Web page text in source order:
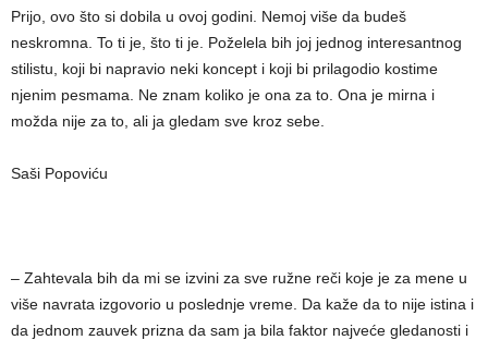
Prijo, ovo što si dobila u ovoj godini. Nemoj više da budeš
neskromna. To ti je, što ti je. Poželela bih joj jednog interesantnog
stilistu, koji bi napravio neki koncept i koji bi prilagodio kostime
njenim pesmama. Ne znam koliko je ona za to. Ona je mirna i
možda nije za to, ali ja gledam sve kroz sebe.
Saši Popoviću
– Zahtevala bih da mi se izvini za sve ružne reči koje je za mene u
više navrata izgovorio u poslednje vreme. Da kaže da to nije istina i
da jednom zauvek prizna da sam ja bila faktor najveće gledanosti i